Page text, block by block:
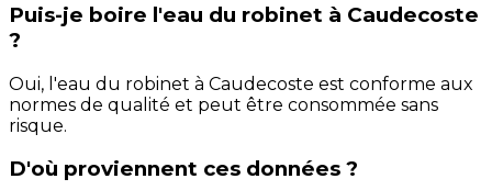
Puis-je boire l'eau du robinet à Caudecoste
?
Oui, l'eau du robinet à Caudecoste est conforme aux
normes de qualité et peut être consommée sans
risque.
D'où proviennent ces données ?